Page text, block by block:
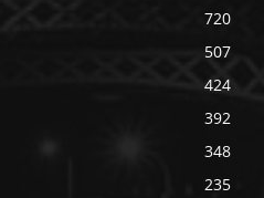
720
507
424
392
348
235